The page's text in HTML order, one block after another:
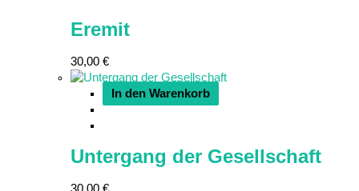
Eremit
30,00 €
In den Warenkorb
Untergang der Gesellschaft